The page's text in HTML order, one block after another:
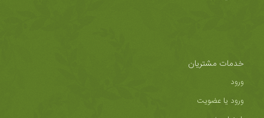
خدمات مشتریان
ورود
ورود یا عضویت